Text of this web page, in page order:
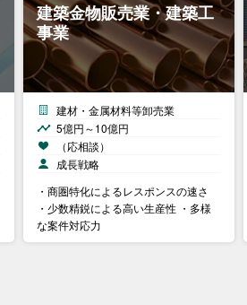
建築金物販売業・建築工
事業
建材・金属材料等卸売業
5億円～10億円
（応相談）
成長戦略
・商圏特化によるレスポンスの速さ
・少数精鋭による高い生産性 ・多様
な案件対応力